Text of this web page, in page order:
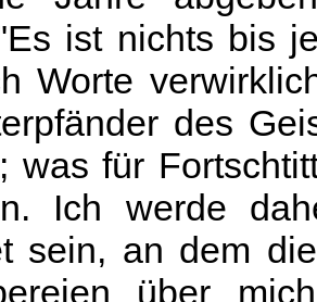
ist nichts bis
Worte
des
was für
Ich werde
sein, an dem
über